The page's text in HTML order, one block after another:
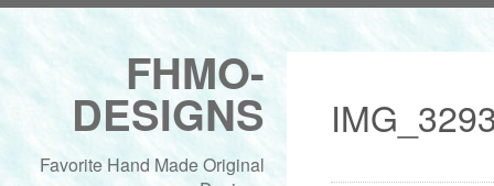
FHMO-
DESIGNS
Favorite Hand Made Original